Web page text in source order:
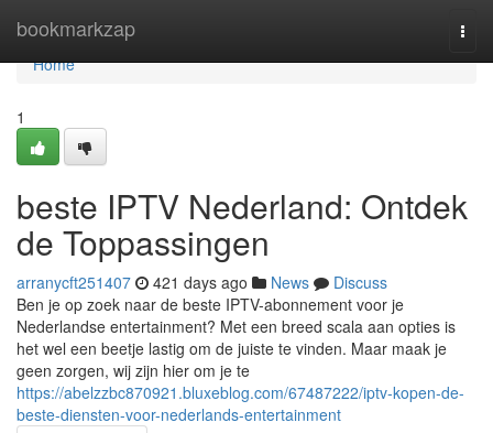
bookmarkzap
Home
Home
1
beste IPTV Nederland: Ontdek
de Toppassingen
arranycft251407 421 days ago News
Discuss
Ben je op zoek naar de beste IPTV-abonnement voor je
Nederlandse entertainment? Met een breed scala aan opties is
het wel een beetje lastig om de juiste te vinden. Maar maak je
geen zorgen, wij zijn hier om je te
https://abelzzbc870921.bluxeblog.com/67487222/iptv-kopen-de-
beste-diensten-voor-nederlands-entertainment